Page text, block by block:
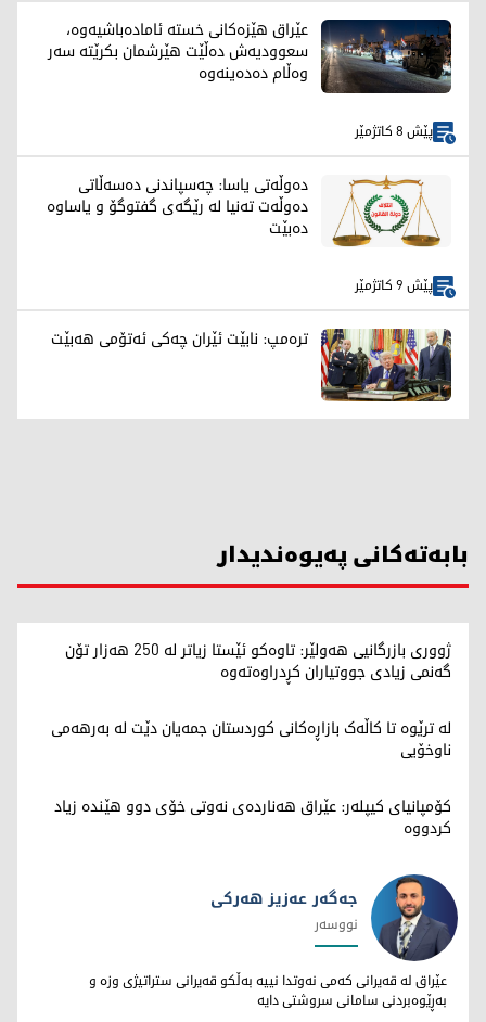
عێراق هێزەکانی خستە ئامادەباشیەوە،
سعوودیەش دەڵێت هێرشمان بکرێتە سەر
وەڵام دەدەینەوە
پێش 8 کاتژمێر
دەوڵەتی یاسا: چەسپاندنی دەسەڵاتی
دەوڵەت تەنیا لە رێگەی گفتوگۆ و یاساوە
دەبێت
پێش 9 کاتژمێر
ترەمپ: نابێت ئێران چەکی ئەتۆمی هەبێت
بابەتەکانی پەیوەندیدار
ژووری بازرگانیی هەولێر: تاوەکو ئێستا زیاتر لە 250 هەزار تۆن
گەنمی زیادی جووتیاران کڕدراوەتەوە
لە ترێوە تا کاڵەک بازاڕەکانی کوردستان جمەیان دێت لە بەرهەمی
ناوخۆیی
کۆمپانیای کیپلەر: عێراق هەناردەی نەوتی خۆی دوو هێندە زیاد
کردووە
جەگەر عەزیز هەرکی
جەگەر عەزیز هەرکی
نووسەر
عێراق لە قەیرانی کەمی نەوتدا نییە بەڵکو قەیرانی ستراتیژی وزە و
بەڕێوەبردنی سامانی سروشتی دایە